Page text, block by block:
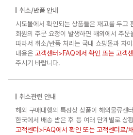
취소/반품 안내
시도몰에서 확인되는 상품들은 재고를 두고
회원의 주문 요청이 발생하면 해외에서 주문
따라서 취소/반품 처리는 국내 쇼핑몰과 차
내용은 고객센터>FAQ에서 확인 또는 고객
주시기 바랍니다.
취소관련 안내
해외 구매대행의 특성상 상품이 해외물류센
한국에서 배송 받은 후 등 여러 단계별로 상
고객센터>FAQ에서 확인 또는 고객센터로/